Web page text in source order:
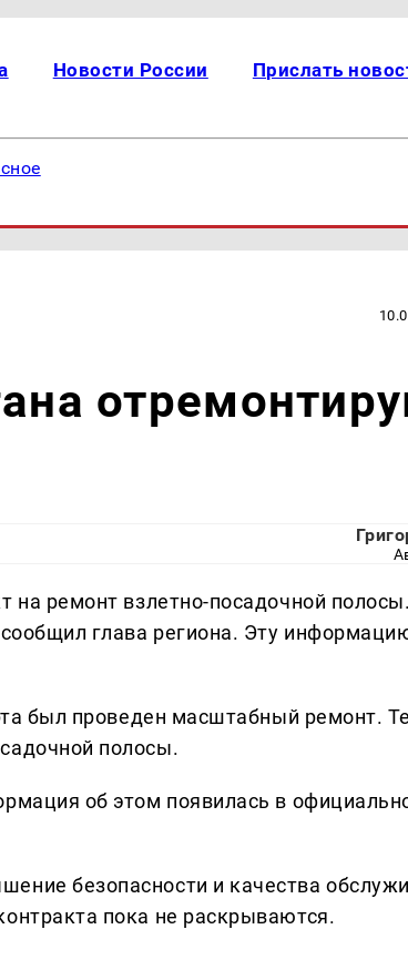
Новости России Прислать
на ремонт взлетно-посадочной
глава региона. Эту
был проведен масштабный ремонт.
полосы.
об этом появилась в
безопасности и качества
пока не раскрываются.